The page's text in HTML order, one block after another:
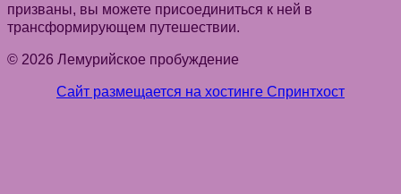
призваны, вы можете присоединиться к ней в
трансформирующем путешествии.
© 2026 Лемурийское пробуждение
Сайт размещается на хостинге Спринтхост